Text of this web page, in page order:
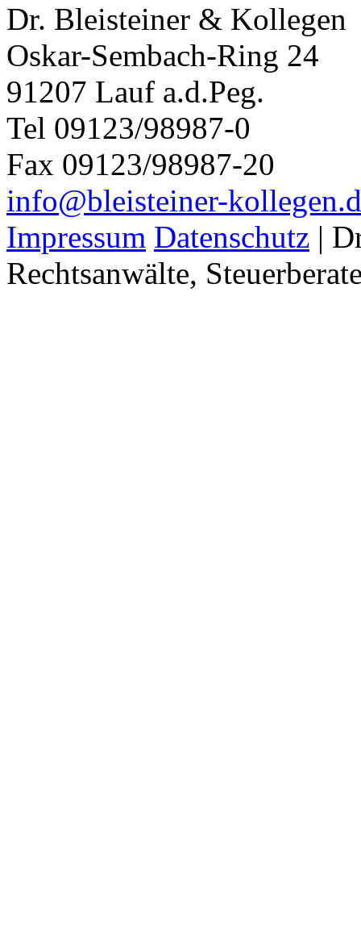
Dr. Bleisteiner & Kollegen
Oskar-Sembach-Ring 24
91207 Lauf a.d.Peg.
Tel 09123/98987-0
Fax 09123/98987-20
info@bleisteiner-
Impressum Datenschutz |
Rechtsanwälte,